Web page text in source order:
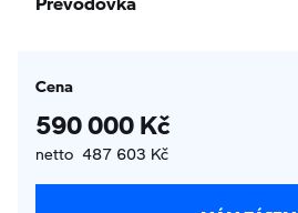
Cena
590 000 Kč
netto 487 603 Kč